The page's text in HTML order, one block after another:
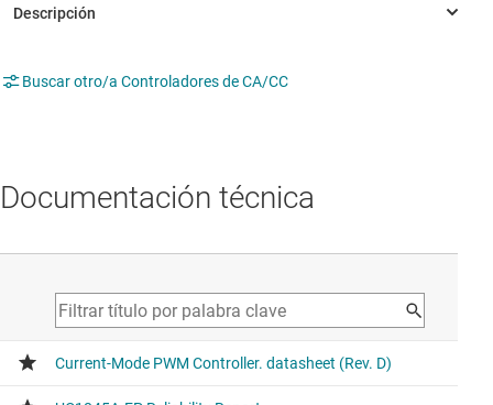
Buscar otro/a Controladores de CA/CC
Documentación técnica